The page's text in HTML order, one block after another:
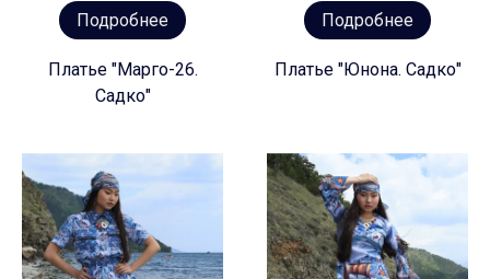
Подробнее
Платье "Марго-26.
Садко"
Подробнее
Платье "Юнона. Садко"